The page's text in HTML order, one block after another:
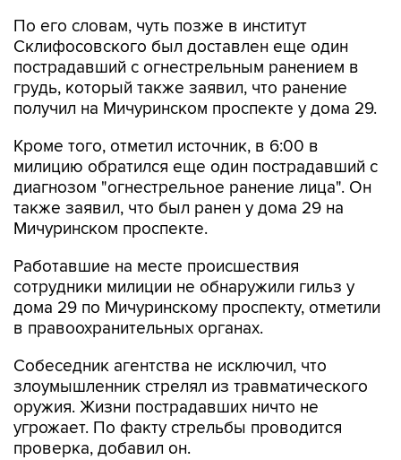
По его словам, чуть позже в институт
Склифосовского был доставлен еще один
пострадавший с огнестрельным ранением в
грудь, который также заявил, что ранение
получил на Мичуринском проспекте у дома 29.
Кроме того, отметил источник, в 6:00 в
милицию обратился еще один пострадавший с
диагнозом "огнестрельное ранение лица". Он
также заявил, что был ранен у дома 29 на
Мичуринском проспекте.
Работавшие на месте происшествия
сотрудники милиции не обнаружили гильз у
дома 29 по Мичуринскому проспекту, отметили
в правоохранительных органах.
Собеседник агентства не исключил, что
злоумышленник стрелял из травматического
оружия. Жизни пострадавших ничто не
угрожает. По факту стрельбы проводится
проверка, добавил он.